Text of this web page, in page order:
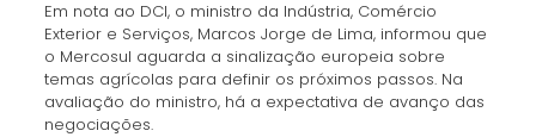
Em nota ao DCI, o ministro da Indústria, Comércio
Exterior e Serviços, Marcos Jorge de Lima, informou que
o Mercosul aguarda a sinalização europeia sobre
temas agrícolas para definir os próximos passos. Na
avaliação do ministro, há a expectativa de avanço das
negociações.